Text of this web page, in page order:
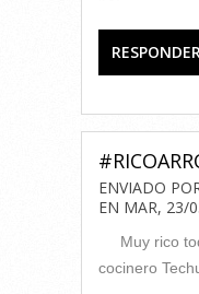
RESPONDER
ENVIADO
EN MAR, 23/
Muy rico
cocinero